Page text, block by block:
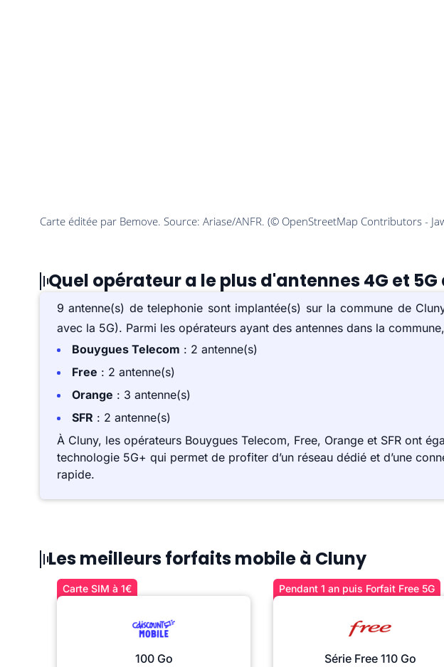
Quel opérateur a le plus d'antennes 4G et 5G
9 antenne(s) de telephonie sont implantée(s) sur la commune de
avec la 5G). Parmi les opérateurs ayant des antennes dans la
Bouygues Telecom : 2 antenne(s)
Free : 2 antenne(s)
Orange : 3 antenne(s)
SFR : 2 antenne(s)
À Cluny, les opérateurs Bouygues Telecom, Free, Orange et SFR ont
technologie 5G+ qui permet de profiter d’un réseau dédié et d’une
rapide.
Les meilleurs forfaits mobile à Cluny
Carte SIM à 1€
100 Go
Pendant 1 an puis Forfait Free 5G
Série Free 110 Go